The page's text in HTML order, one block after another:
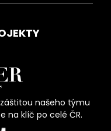
našeho týmu
na klíč po celé ČR.